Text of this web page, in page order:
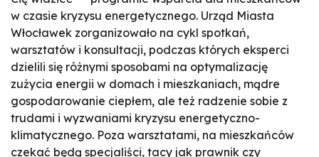
w czasie kryzysu energetycznego. Urząd Miasta
Włocławek zorganizowało na cykl spotkań,
warsztatów i konsultacji, podczas których eksperci
dzielili się różnymi sposobami na optymalizację
zużycia energii w domach i mieszkaniach, mądre
gospodarowanie ciepłem, ale też radzenie sobie z
trudami i wyzwaniami kryzysu energetyczno-
klimatycznego. Poza warsztatami, na mieszkańców
czekać będą specjaliści, tacy jak prawnik czy